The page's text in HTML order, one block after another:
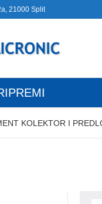
21000 Split
KOLEKTOR I